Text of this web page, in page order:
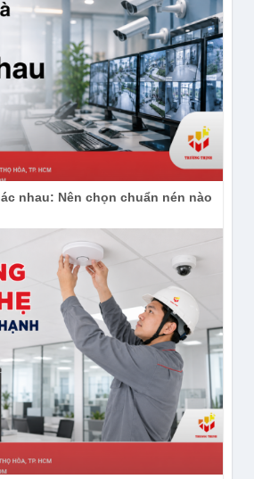
LIU với nén video H.265+ tiết
thông và dung lượng
và các tính năng hỗ trợ hình
LIU
hợp giúp ghi âm rõ ràng, hỗ trợ
thực qua ứng dụng.
BLC, HLC, 3D DNR giúp cân bằng
giảm nhiễu và tăng độ nét trong
vùng riêng tư) lên đến 4 vùng
nhau: Nên chọn chuẩn nén nào